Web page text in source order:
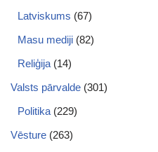
Latviskums (67)
Masu mediji (82)
Reliģija (14)
Valsts pārvalde (301)
Politika (229)
Vēsture (263)